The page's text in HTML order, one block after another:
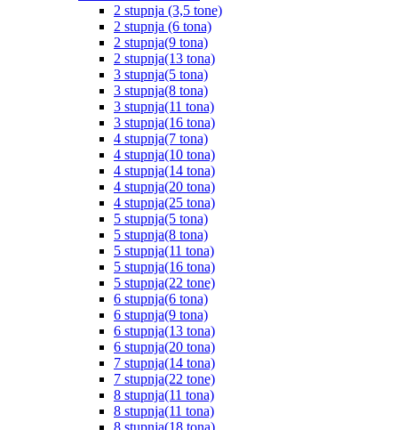
2 stupnja (3,5 tone)
2 stupnja (6 tona)
2 stupnja(9 tona)
2 stupnja(13 tona)
3 stupnja(5 tona)
3 stupnja(8 tona)
3 stupnja(11 tona)
3 stupnja(16 tona)
4 stupnja(7 tona)
4 stupnja(10 tona)
4 stupnja(14 tona)
4 stupnja(20 tona)
4 stupnja(25 tona)
5 stupnja(5 tona)
5 stupnja(8 tona)
5 stupnja(11 tona)
5 stupnja(16 tona)
5 stupnja(22 tone)
6 stupnja(6 tona)
6 stupnja(9 tona)
6 stupnja(13 tona)
6 stupnja(20 tona)
7 stupnja(14 tona)
7 stupnja(22 tone)
8 stupnja(11 tona)
8 stupnja(11 tona)
8 stupnja(18 tona)